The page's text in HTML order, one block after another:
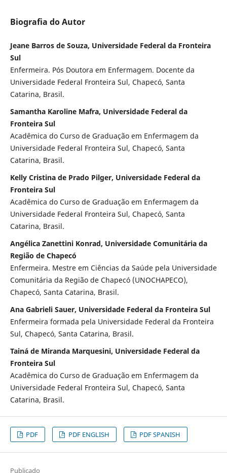
Biografia do Autor
Jeane Barros de Souza, Universidade Federal da Fronteira
Sul
Enfermeira. Pós Doutora em Enfermagem. Docente da
Universidade Federal Fronteira Sul, Chapecó, Santa
Catarina, Brasil.
Samantha Karoline Mafra, Universidade Federal da
Fronteira Sul
Acadêmica do Curso de Graduação em Enfermagem da
Universidade Federal Fronteira Sul, Chapecó, Santa
Catarina, Brasil.
Kelly Cristina de Prado Pilger, Universidade Federal da
Fronteira Sul
Acadêmica do Curso de Graduação em Enfermagem da
Universidade Federal Fronteira Sul, Chapecó, Santa
Catarina, Brasil.
Angélica Zanettini Konrad, Universidade Comunitária da
Região de Chapecó
Enfermeira. Mestre em Ciências da Saúde pela Universidade
Comunitária da Região de Chapecó (UNOCHAPECO),
Chapecó, Santa Catarina, Brasil.
Ana Gabrieli Sauer, Universidade Federal da Fronteira Sul
Enfermeira formada pela Universidade Federal da Fronteira
Sul, Chapecó, Santa Catarina, Brasil.
Tainá de Miranda Marquesini, Universidade Federal da
Fronteira Sul
Acadêmica do Curso de Graduação em Enfermagem da
Universidade Federal Fronteira Sul, Chapecó, Santa
Catarina, Brasil.
PDF PDF ENGLISH PDF SPANISH
Publicado